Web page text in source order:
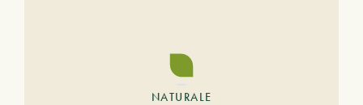
NATURALE